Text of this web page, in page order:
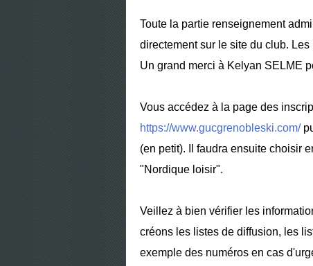
Toute la partie renseignement
directement sur le site du club.
Un grand merci à Kelyan SELME
Vous accédez à la page des
https://www.gucgrenobleski.com/
(en petit). Il faudra ensuite choisir
"Nordique loisir".
Veillez à bien vérifier les
créons les listes de diffusion, les
exemple des numéros en cas